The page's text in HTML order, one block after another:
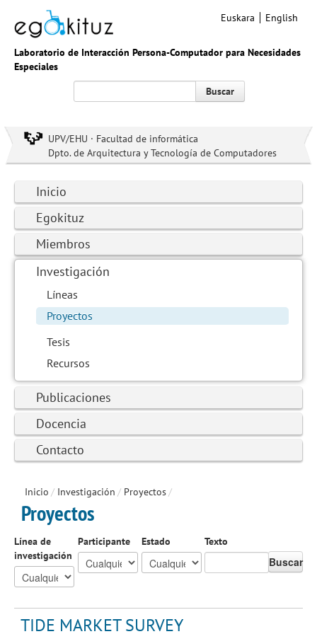
Laboratorio de Interacción Persona-Computador para Necesidades
Especiales
Euskara English
Buscar
UPV/EHU · Facultad de informática
Dpto. de Arquitectura y Tecnología de Computadores
Inicio
Egokituz
Miembros
Investigación
Líneas
Proyectos
Tesis
Recursos
Publicaciones
Docencia
Contacto
Inicio / Investigación / Proyectos/
Proyectos
Línea de
investigación
Participante Estado Texto
Buscar
TIDE MARKET SURVEY